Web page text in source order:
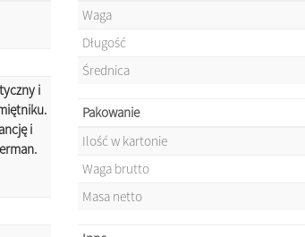
i
i
Waga
Długość
Średnica
Pakowanie
Ilość w kartonie
Waga brutto
Masa netto